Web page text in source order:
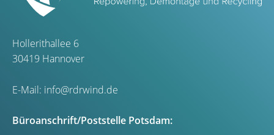
Hollerithallee 6
30419 Hannover
E-Mail: info@rdrwind.de
Büroanschrift/Poststelle Potsdam: